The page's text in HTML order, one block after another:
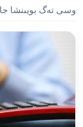
وسى تەگ بويىنشا